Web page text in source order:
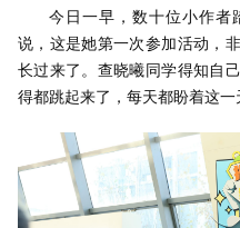
今日一早，数十位小作者
说，这是她第一次参加活动，
长过来了。查晓曦同学得知自
得都跳起来了，每天都盼着这一